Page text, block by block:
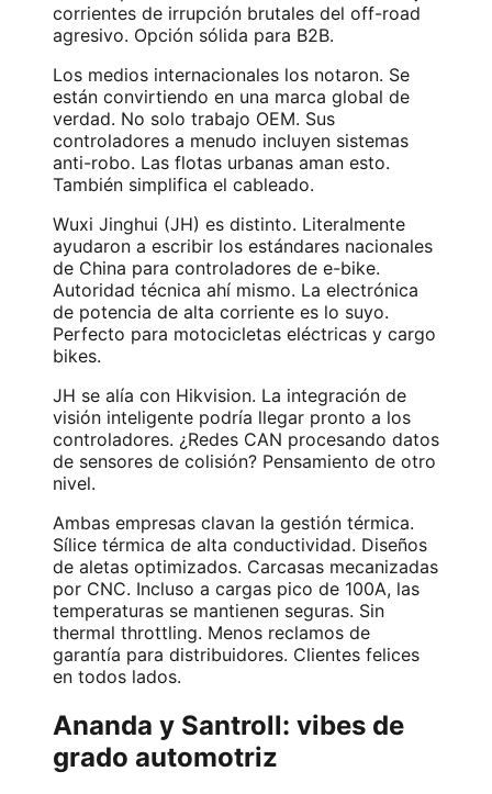
corrientes de irrupción brutales del off-road
agresivo. Opción sólida para B2B.
Los medios internacionales los notaron. Se
están convirtiendo en una marca global de
verdad. No solo trabajo OEM. Sus
controladores a menudo incluyen sistemas
anti-robo. Las flotas urbanas aman esto.
También simplifica el cableado.
Wuxi Jinghui (JH) es distinto. Literalmente
ayudaron a escribir los estándares nacionales
de China para controladores de e-bike.
Autoridad técnica ahí mismo. La electrónica
de potencia de alta corriente es lo suyo.
Perfecto para motocicletas eléctricas y cargo
bikes.
JH se alía con Hikvision. La integración de
visión inteligente podría llegar pronto a los
controladores. ¿Redes CAN procesando datos
de sensores de colisión? Pensamiento de otro
nivel.
Ambas empresas clavan la gestión térmica.
Sílice térmica de alta conductividad. Diseños
de aletas optimizados. Carcasas mecanizadas
por CNC. Incluso a cargas pico de 100A, las
temperaturas se mantienen seguras. Sin
thermal throttling. Menos reclamos de
garantía para distribuidores. Clientes felices
en todos lados.
Ananda y Santroll: vibes de
grado automotriz